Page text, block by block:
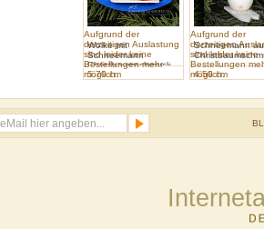
Wolke mit
Schneemann
Christbaumschmuck
5.70 cm
Aufgrund der
derzeitigen Auslastung
sind leider keine
Bestellungen mehr
möglich.
Schneemann
4.50 cm
Aufgrund der
derzeitigen
sind leider keine
Bestellungen
möglich.